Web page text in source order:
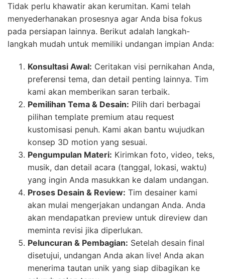
Tidak perlu khawatir akan kerumitan. Kami telah
menyederhanakan prosesnya agar Anda bisa fokus
pada persiapan lainnya. Berikut adalah langkah-
langkah mudah untuk memiliki undangan impian Anda:
Konsultasi Awal: Ceritakan visi pernikahan Anda,
preferensi tema, dan detail penting lainnya. Tim
kami akan memberikan saran terbaik.
Pemilihan Tema & Desain: Pilih dari berbagai
pilihan template premium atau request
kustomisasi penuh. Kami akan bantu wujudkan
konsep 3D motion yang sesuai.
Pengumpulan Materi: Kirimkan foto, video, teks,
musik, dan detail acara (tanggal, lokasi, waktu)
yang ingin Anda masukkan ke dalam undangan.
Proses Desain & Review: Tim desainer kami
akan mulai mengerjakan undangan Anda. Anda
akan mendapatkan preview untuk direview dan
meminta revisi jika diperlukan.
Peluncuran & Pembagian: Setelah desain final
disetujui, undangan Anda akan live! Anda akan
menerima tautan unik yang siap dibagikan ke